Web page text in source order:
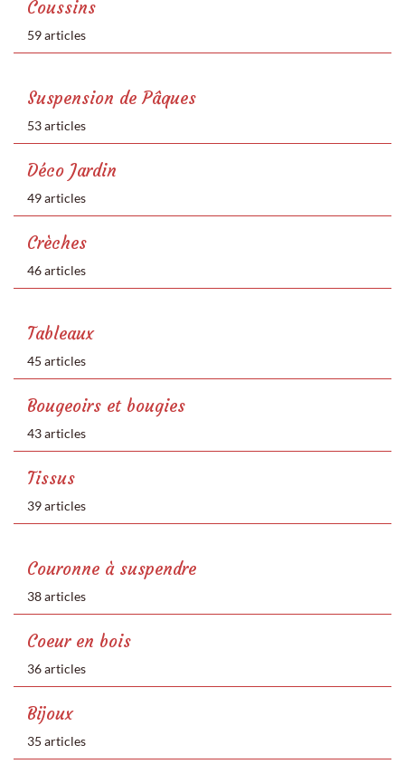
Coussins
59 articles
Suspension de Pâques
53 articles
Déco Jardin
49 articles
Crèches
46 articles
Tableaux
45 articles
Bougeoirs et bougies
43 articles
Tissus
39 articles
Couronne à suspendre
38 articles
Coeur en bois
36 articles
Bijoux
35 articles